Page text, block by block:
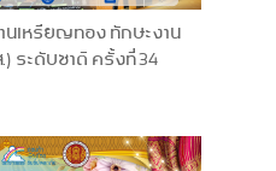
นเหรียญทอง ทักษะงาน
ระดับชาติ ครั้งที่ 34